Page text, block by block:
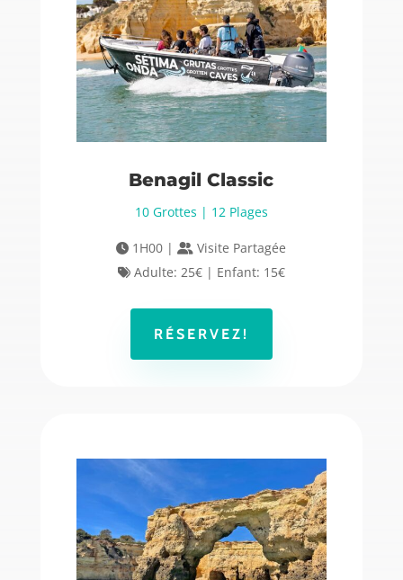
Benagil Classic
10 Grottes | 12 Plages
1H00 |
Visite Partagée
Adulte: 25€ | Enfant: 15€
RÉSERVEZ!